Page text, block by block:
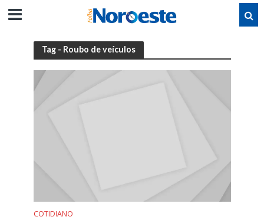
Tag - Roubo de veículos
COTIDIANO